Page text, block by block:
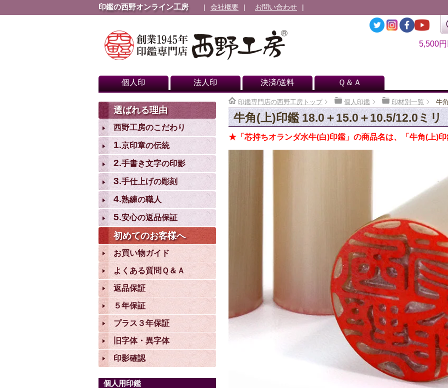
印鑑の西野オンライン工房 会社概要 お問い合わせ
5,500
個人印 法人印 決済/送料 Ｑ＆Ａ
選ばれる理由
西野工房のこだわり
1.京印章の伝統
2.手書き文字の印影
3.手仕上げの彫刻
4.熟練の職人
5.安心の返品保証
初めてのお客様へ
お買い物ガイド
よくある質問Ｑ＆Ａ
返品保証
５年保証
プラス３年保証
旧字体・異字体
印影確認
個人用印鑑
印鑑専門店の西野工房トップ 個人印鑑 印材別一覧 牛
牛角(上)印鑑 18.0＋15.0＋10.5/12.0ミリ
★「芯持ちオランダ水牛(白)印鑑」の商品名は、「牛角(上)印